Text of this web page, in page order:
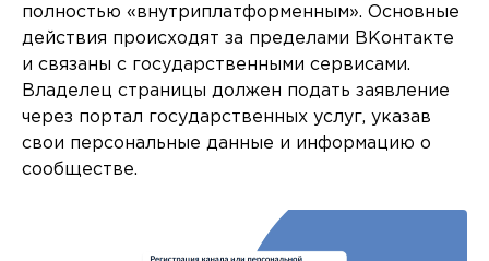
полностью «внутриплатформенным». Основные
действия происходят за пределами ВКонтакте
и связаны с государственными сервисами.
Владелец страницы должен подать заявление
через портал государственных услуг, указав
свои персональные данные и информацию о
сообществе.